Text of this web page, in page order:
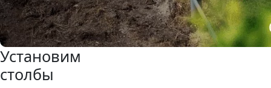
Установим
столбы